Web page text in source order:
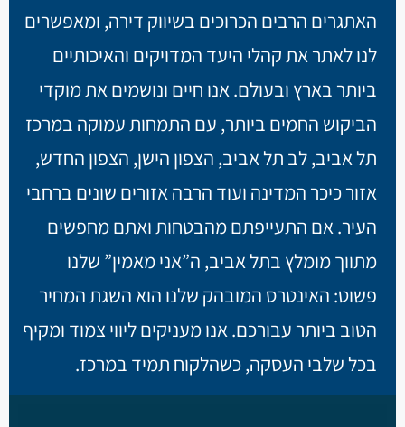
האתגרים הרבים הכרוכים בשיווק דירה, ומאפשרים
לנו לאתר את קהלי היעד המדויקים והאיכותיים
ביותר בארץ ובעולם. אנו חיים ונושמים את מוקדי
הביקוש החמים ביותר, עם התמחות עמוקה במרכז
תל אביב, לב תל אביב, הצפון הישן, הצפון החדש,
אזור כיכר המדינה ועוד הרבה אזורים שונים ברחבי
העיר. אם התעייפתם מהבטחות ואתם מחפשים
מתווך מומלץ בתל אביב, ה”אני מאמין” שלנו
פשוט: האינטרס המובהק שלנו הוא השגת המחיר
הטוב ביותר עבורכם. אנו מעניקים ליווי צמוד ומקיף
בכל שלבי העסקה, כשהלקוח תמיד במרכז.